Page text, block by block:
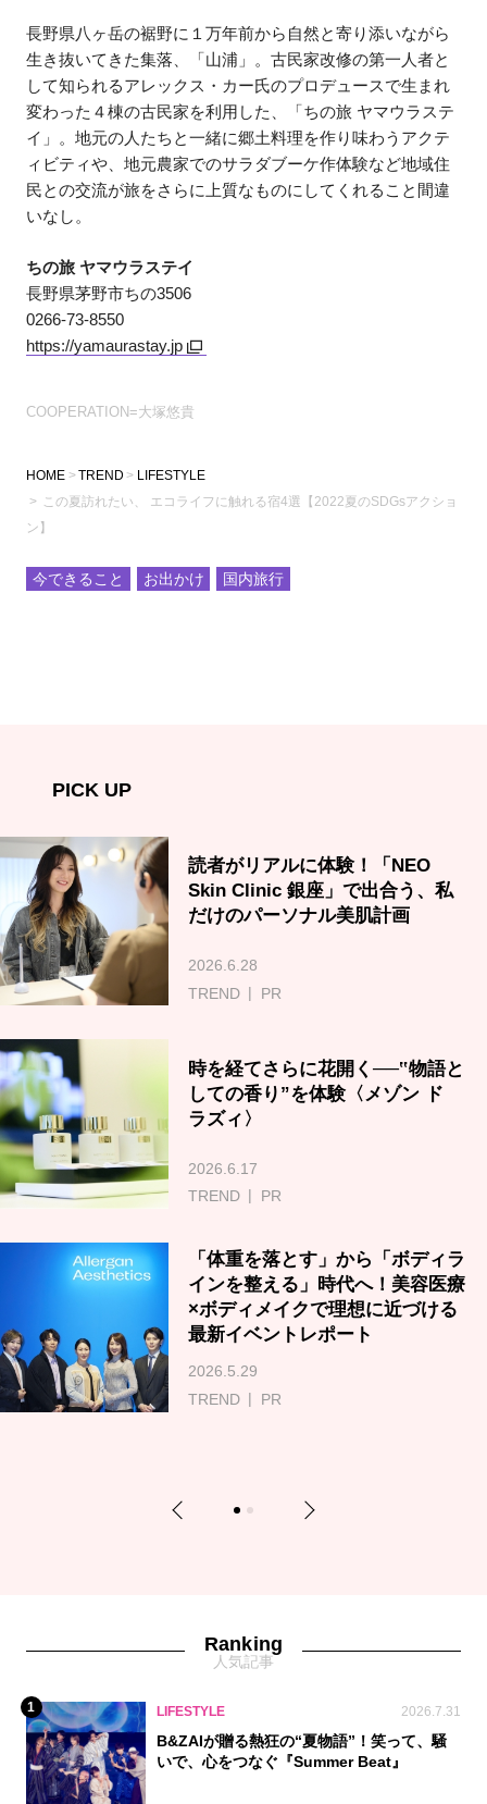
長野県八ヶ岳の裾野に１万年前から自然と寄り添いながら
生き抜いてきた集落、「山浦」。古民家改修の第一人者と
して知られるアレックス・カー氏のプロデュースで生まれ
変わった４棟の古民家を利用した、「ちの旅 ヤマウラステ
イ」。地元の人たちと一緒に郷土料理を作り味わうアクテ
ィビティや、地元農家でのサラダブーケ作体験など地域住
民との交流が旅をさらに上質なものにしてくれること間違
いなし。
ちの旅 ヤマウラステイ
長野県茅野市ちの3506
0266-73-8550
https://yamaurastay.jp
COOPERATION=大塚悠貴
HOME TREND
LIFESTYLE
この夏訪れたい、 エコライフに触れる宿4選【2022夏のSDGsアクショ
ン】
今できること お出かけ 国内旅行
PICK UP
読者がリアルに体験！「NEO
Skin Clinic 銀座」で出合う、私
だけのパーソナル美肌計画
2026.6.28
TREND
PR
時を経てさらに花開く──‟物語と
しての香り”を体験〈メゾン ド
ラズィ〉
2026.6.17
TREND
PR
「体重を落とす」から「ボディラ
インを整える」時代へ！美容医療
×ボディメイクで理想に近づける
最新イベントレポート
2026.5.29
TREND
PR
Previous 1 2 Next
Ranking
人気記事
1 LIFESTYLE 2026.7.31
B&ZAIが贈る熱狂の“夏物語”！笑って、騒
いで、心をつなぐ『Summer Beat』